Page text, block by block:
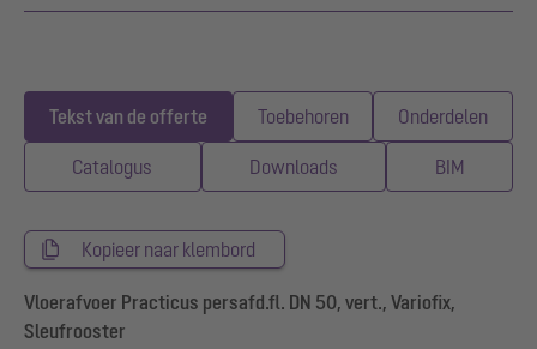
Tekst van de offerte Toebehoren Onderdelen
Catalogus Downloads BIM
Kopieer naar klembord
Vloerafvoer Practicus persafd.fl. DN 50, vert., Variofix,
Sleufrooster